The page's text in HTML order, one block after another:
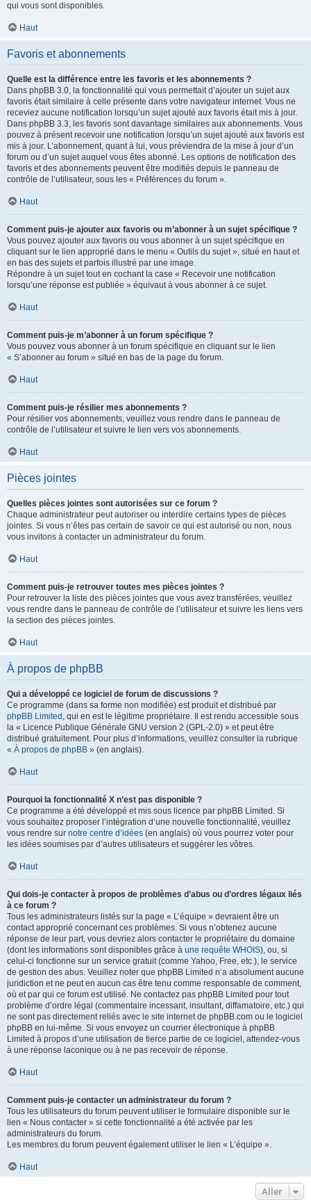
qui vous sont disponibles.
Haut
Favoris et abonnements
Quelle est la différence entre les favoris et les abonnements ?
Dans phpBB 3.0, la fonctionnalité qui vous permettait d’ajouter un sujet aux
favoris était similaire à celle présente dans votre navigateur internet. Vous ne
receviez aucune notification lorsqu’un sujet ajouté aux favoris était mis à jour.
Dans phpBB 3.3, les favoris sont davantage similaires aux abonnements. Vous
pouvez à présent recevoir une notification lorsqu’un sujet ajouté aux favoris est
mis à jour. L’abonnement, quant à lui, vous préviendra de la mise à jour d’un
forum ou d’un sujet auquel vous êtes abonné. Les options de notification des
favoris et des abonnements peuvent être modifiés depuis le panneau de
contrôle de l’utilisateur, sous les « Préférences du forum ».
Haut
Comment puis-je ajouter aux favoris ou m’abonner à un sujet spécifique ?
Vous pouvez ajouter aux favoris ou vous abonner à un sujet spécifique en
cliquant sur le lien approprié dans le menu « Outils du sujet », situé en haut et
en bas des sujets et parfois illustré par une image.
Répondre à un sujet tout en cochant la case « Recevoir une notification
lorsqu’une réponse est publiée » équivaut à vous abonner à ce sujet.
Haut
Comment puis-je m’abonner à un forum spécifique ?
Vous pouvez vous abonner à un forum spécifique en cliquant sur le lien
« S’abonner au forum » situé en bas de la page du forum.
Haut
Comment puis-je résilier mes abonnements ?
Pour résilier vos abonnements, veuillez vous rendre dans le panneau de
contrôle de l’utilisateur et suivre le lien vers vos abonnements.
Haut
Pièces jointes
Quelles pièces jointes sont autorisées sur ce forum ?
Chaque administrateur peut autoriser ou interdire certains types de pièces
jointes. Si vous n’êtes pas certain de savoir ce qui est autorisé ou non, nous
vous invitons à contacter un administrateur du forum.
Haut
Comment puis-je retrouver toutes mes pièces jointes ?
Pour retrouver la liste des pièces jointes que vous avez transférées, veuillez
vous rendre dans le panneau de contrôle de l’utilisateur et suivre les liens vers
la section des pièces jointes.
Haut
À propos de phpBB
Qui a développé ce logiciel de forum de discussions ?
Ce programme (dans sa forme non modifiée) est produit et distribué par
phpBB Limited , qui en est le légitime propriétaire. Il est rendu accessible sous
la « Licence Publique Générale GNU version 2 (GPL-2.0) » et peut être
distribué gratuitement. Pour plus d’informations, veuillez consulter la rubrique
« À propos de phpBB » (en anglais).
Haut
Pourquoi la fonctionnalité X n’est pas disponible ?
Ce programme a été développé et mis sous licence par phpBB Limited. Si
vous souhaitez proposer l’intégration d’une nouvelle fonctionnalité, veuillez
vous rendre sur notre centre d’idées (en anglais) où vous pourrez voter pour
les idées soumises par d’autres utilisateurs et suggérer les vôtres.
Haut
Qui dois-je contacter à propos de problèmes d’abus ou d’ordres légaux liés
à ce forum ?
Tous les administrateurs listés sur la page « L’équipe » devraient être un
contact approprié concernant ces problèmes. Si vous n’obtenez aucune
réponse de leur part, vous devriez alors contacter le propriétaire du domaine
(dont les informations sont disponibles grâce à une requête WHOIS), ou, si
celui-ci fonctionne sur un service gratuit (comme Yahoo, Free, etc.), le service
de gestion des abus. Veuillez noter que phpBB Limited n’a absolument aucune
juridiction et ne peut en aucun cas être tenu comme responsable de comment,
où et par qui ce forum est utilisé. Ne contactez pas phpBB Limited pour tout
problème d’ordre légal (commentaire incessant, insultant, diffamatoire, etc.) qui
ne sont pas directement reliés avec le site internet de phpBB.com ou le logiciel
phpBB en lui-même. Si vous envoyez un courrier électronique à phpBB
Limited à propos d’une utilisation de tierce partie de ce logiciel, attendez-vous
à une réponse laconique ou à ne pas recevoir de réponse.
Haut
Comment puis-je contacter un administrateur du forum ?
Tous les utilisateurs du forum peuvent utiliser le formulaire disponible sur le
lien « Nous contacter » si cette fonctionnalité a été activée par les
administrateurs du forum.
Les membres du forum peuvent également utiliser le lien « L’équipe ».
Haut
Aller